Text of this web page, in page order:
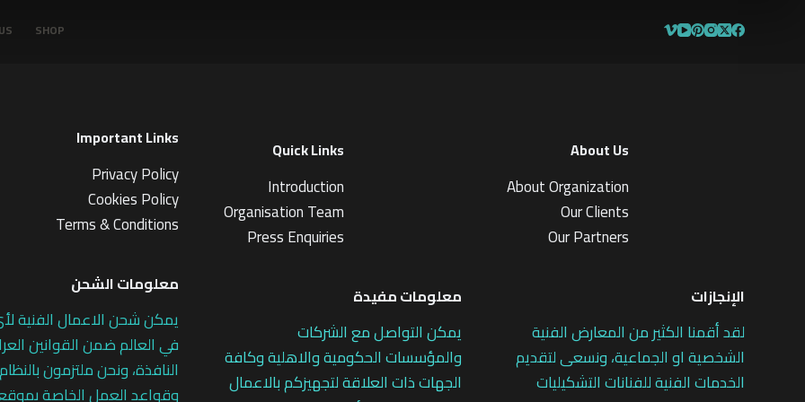
SHOP
About Us
About Organization
Our Clients
Our Partners
الإنجازات
لقد أقمنا الكثير من المعارض الفنية
الشخصية او الجماعية، ونسعى لتقديم
الخدمات الفنية للفنانات التشكيليات
Quick Links
Introduction
Organisation Team
Press Enquiries
معلومات مفيدة
يمكن التواصل مع الشركات
والمؤسسات الحكومية والاهلية وكافة
الجهات ذات العلاقة لتجهيزكم بالاعمال
Important Links
Privacy Policy
Cookies Policy
Terms & Conditions
معلومات الشحن
يمكن شحن الاعمال الفنية
في العالم ضمن القوانين
النافذة، ونحن ملتزمون
وقواعد العمل الخاصة